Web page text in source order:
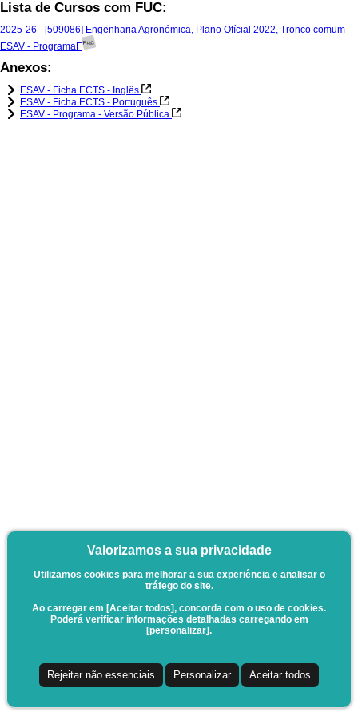
Lista de Cursos com FUC:
2025-26 - [509086] Engenharia Agronómica, Plano Ofícial 2022, Tronco comum -
ESAV - ProgramaF
Anexos:
ESAV - Ficha ECTS - Inglês
ESAV - Ficha ECTS - Português
ESAV - Programa - Versão Pública
Valorizamos a sua privacidade
Utilizamos cookies para melhorar a sua experiência e analisar o
tráfego do site.
Ao carregar em [Aceitar todos], concorda com o uso de cookies.
Poderá verificar informações detalhadas carregando em
[personalizar].
Rejeitar não essenciais Personalizar Aceitar todos